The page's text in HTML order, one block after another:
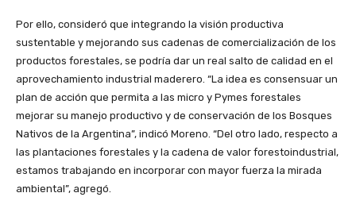
Por ello, consideró que integrando la visión productiva
sustentable y mejorando sus cadenas de comercialización de los
productos forestales, se podría dar un real salto de calidad en el
aprovechamiento industrial maderero. “La idea es consensuar un
plan de acción que permita a las micro y Pymes forestales
mejorar su manejo productivo y de conservación de los Bosques
Nativos de la Argentina”, indicó Moreno. “Del otro lado, respecto a
las plantaciones forestales y la cadena de valor forestoindustrial,
estamos trabajando en incorporar con mayor fuerza la mirada
ambiental”, agregó.